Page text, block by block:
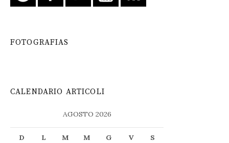
FOTOGRAFIAS
CALENDARIO ARTICOLI
AGOSTO 2026
D L M M G V S